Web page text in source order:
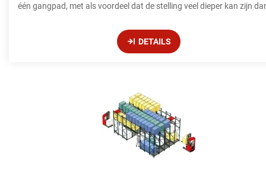
één gangpad, met als voordeel dat de stelling veel dieper kan zijn
DETAILS